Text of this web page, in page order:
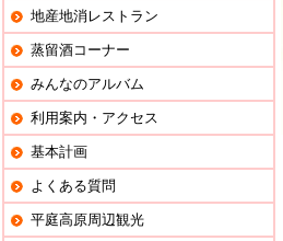
地産地消レストラン
蒸留酒コーナー
みんなのアルバム
利用案内・アクセス
基本計画
よくある質問
平庭高原周辺観光